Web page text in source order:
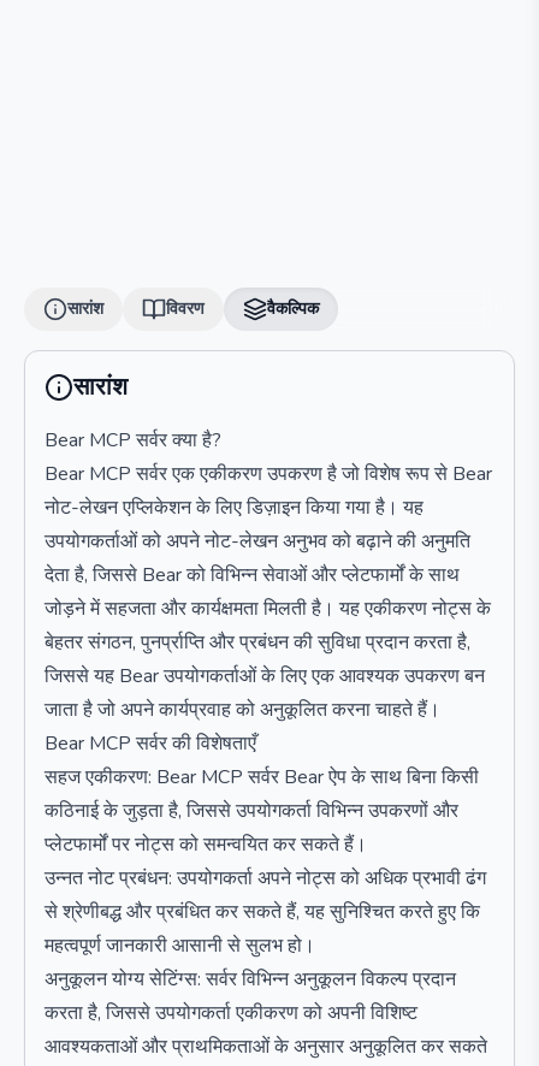
सारांश विवरण वैकल्पिक
सारांश
Bear MCP सर्वर क्या है?
Bear MCP सर्वर एक एकीकरण उपकरण है जो विशेष रूप से Bear
नोट-लेखन एप्लिकेशन के लिए डिज़ाइन किया गया है। यह
उपयोगकर्ताओं को अपने नोट-लेखन अनुभव को बढ़ाने की अनुमति
देता है, जिससे Bear को विभिन्न सेवाओं और प्लेटफार्मों के साथ
जोड़ने में सहजता और कार्यक्षमता मिलती है। यह एकीकरण नोट्स के
बेहतर संगठन, पुनर्प्राप्ति और प्रबंधन की सुविधा प्रदान करता है,
जिससे यह Bear उपयोगकर्ताओं के लिए एक आवश्यक उपकरण बन
जाता है जो अपने कार्यप्रवाह को अनुकूलित करना चाहते हैं।
Bear MCP सर्वर की विशेषताएँ
सहज एकीकरण: Bear MCP सर्वर Bear ऐप के साथ बिना किसी
कठिनाई के जुड़ता है, जिससे उपयोगकर्ता विभिन्न उपकरणों और
प्लेटफार्मों पर नोट्स को समन्वयित कर सकते हैं।
उन्नत नोट प्रबंधन: उपयोगकर्ता अपने नोट्स को अधिक प्रभावी ढंग
से श्रेणीबद्ध और प्रबंधित कर सकते हैं, यह सुनिश्चित करते हुए कि
महत्वपूर्ण जानकारी आसानी से सुलभ हो।
अनुकूलन योग्य सेटिंग्स: सर्वर विभिन्न अनुकूलन विकल्प प्रदान
करता है, जिससे उपयोगकर्ता एकीकरण को अपनी विशिष्ट
आवश्यकताओं और प्राथमिकताओं के अनुसार अनुकूलित कर सकते